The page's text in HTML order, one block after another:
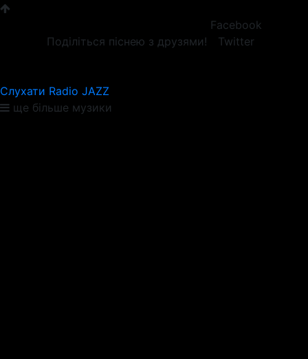
Поділіться піснею з друзями!
Facebook
Twitter
Слухати Radio JAZZ
ще більше музики